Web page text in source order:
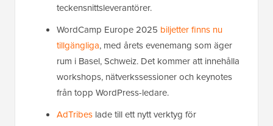
teckensnittsleverantörer.
WordCamp Europe 2025 biljetter finns nu
tillgängliga, med årets evenemang som äger
rum i Basel, Schweiz. Det kommer att innehålla
workshops, nätverkssessioner och keynotes
från topp WordPress-ledare.
AdTribes lade till ett nytt verktyg för